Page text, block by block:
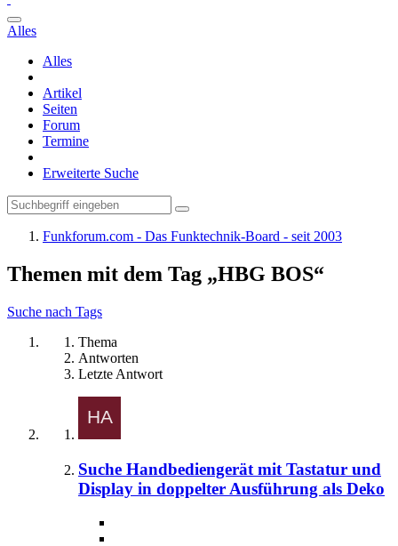
Alles
Alles
Artikel
Seiten
Forum
Termine
Erweiterte Suche
Funkforum.com - Das Funktechnik-Board - seit 2003
Themen mit dem Tag „HBG BOS“
Suche nach Tags
Thema
Antworten
Letzte Antwort
Suche Handbediengerät mit Tastatur und
Display in doppelter Ausführung als Deko